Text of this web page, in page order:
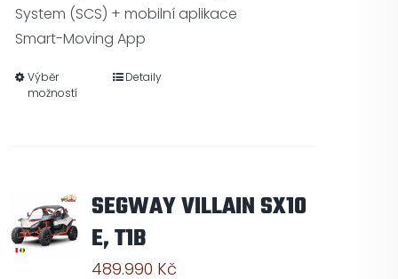
System (SCS) + mobilní aplikace
Smart-Moving App
Výběr
možností
Detaily
SEGWAY VILLAIN SX10
E, T1B
489.990 Kč